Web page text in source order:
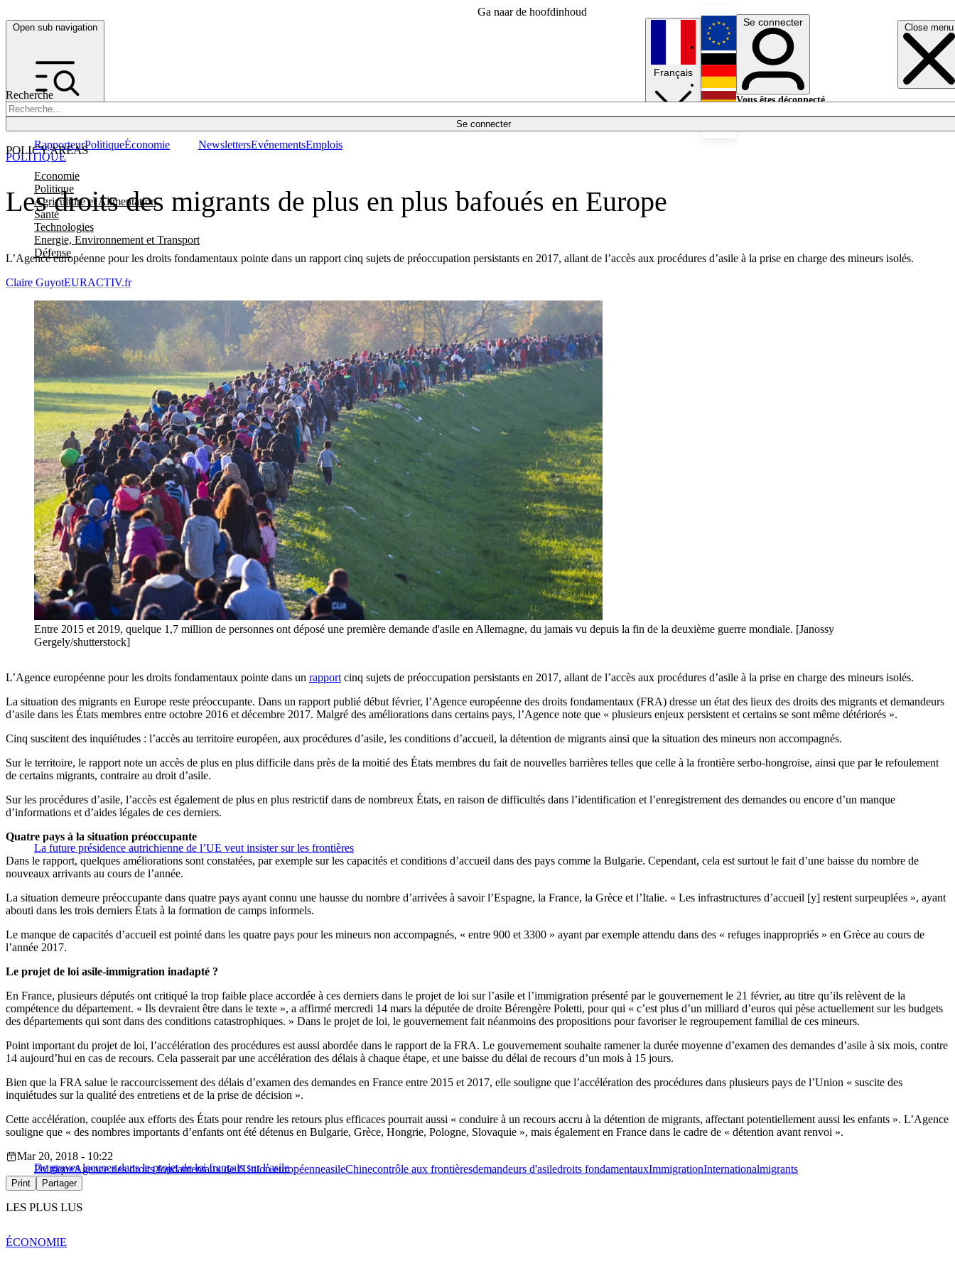
Ga naar de hoofdinhoud
Open sub navigation Close menu
Recherche
Se connecter
POLICY AREAS
Economie
Politique
Agriculture et Alimentation
Santé
Technologies
Energie, Environnement et Transport
Défense
RapporteurPolitiqueÉconomie NewslettersEvénementsEmplois
Français
English
Deutsch
Se connecter
Vous êtes déconnecté.
Les droits des migrants de plus en plus bafoués en Europe
L’Agence européenne pour les droits fondamentaux pointe dans un rapport cinq sujets de préoccupation persistants en 2017, allant de l’accès aux procédures d’asile à la prise en charge des mineurs isolés.
POLITIQUE
Claire GuyotEURACTIV.fr
Entre 2015 et 2019, quelque 1,7 million de personnes ont déposé une première demande d'asile en Allemagne, du jamais vu depuis la fin de la deuxième guerre mondiale. [Janossy
Gergely/shutterstock]
L’Agence européenne pour les droits fondamentaux pointe dans un rapport cinq sujets de préoccupation persistants en 2017, allant de l’accès aux procédures d’asile à la prise en charge des mineurs isolés.
La situation des migrants en Europe reste préoccupante. Dans un rapport publié début février, l’Agence européenne des droits fondamentaux (FRA) dresse un état des lieux des droits des migrants et demandeurs
d’asile dans les États membres entre octobre 2016 et décembre 2017. Malgré des améliorations dans certains pays, l’Agence note que « plusieurs enjeux persistent et certains se sont même détériorés ».
Cinq suscitent des inquiétudes : l’accès au territoire européen, aux procédures d’asile, les conditions d’accueil, la détention de migrants ainsi que la situation des mineurs non accompagnés.
Sur le territoire, le rapport note un accès de plus en plus difficile dans près de la moitié des États membres du fait de nouvelles barrières telles que celle à la frontière serbo-hongroise, ainsi que par le refoulement
de certains migrants, contraire au droit d’asile.
Sur les procédures d’asile, l’accès est également de plus en plus restrictif dans de nombreux États, en raison de difficultés dans l’identification et l’enregistrement des demandes ou encore d’un manque
d’informations et d’aides légales de ces derniers.
La future présidence autrichienne de l’UE veut insister sur les frontières
Quatre pays à la situation préoccupante
Dans le rapport, quelques améliorations sont constatées, par exemple sur les capacités et conditions d’accueil dans des pays comme la Bulgarie. Cependant, cela est surtout le fait d’une baisse du nombre de
nouveaux arrivants au cours de l’année.
La situation demeure préoccupante dans quatre pays ayant connu une hausse du nombre d’arrivées à savoir l’Espagne, la France, la Grèce et l’Italie. « Les infrastructures d’accueil [y] restent surpeuplées », ayant
abouti dans les trois derniers États à la formation de camps informels.
Le manque de capacités d’accueil est pointé dans les quatre pays pour les mineurs non accompagnés, « entre 900 et 3300 » ayant par exemple attendu dans des « refuges inappropriés » en Grèce au cours de
l’année 2017.
Le projet de loi asile-immigration inadapté ?
En France, plusieurs députés ont critiqué la trop faible place accordée à ces derniers dans le projet de loi sur l’asile et l’immigration présenté par le gouvernement le 21 février, au titre qu’ils relèvent de la
compétence du département. « Ils devraient être dans le texte », a affirmé mercredi 14 mars la députée de droite Bérengère Poletti, pour qui « c’est plus d’un milliard d’euros qui pèse actuellement sur les budgets
des départements qui sont dans des conditions catastrophiques. » Dans le projet de loi, le gouvernement fait néanmoins des propositions pour favoriser le regroupement familial de ces mineurs.
Point important du projet de loi, l’accélération des procédures est aussi abordée dans le rapport de la FRA. Le gouvernement souhaite ramener la durée moyenne d’examen des demandes d’asile à six mois, contre
14 aujourd’hui en cas de recours. Cela passerait par une accélération des délais à chaque étape, et une baisse du délai de recours d’un mois à 15 jours.
Bien que la FRA salue le raccourcissement des délais d’examen des demandes en France entre 2015 et 2017, elle souligne que l’accélération des procédures dans plusieurs pays de l’Union « suscite des
inquiétudes sur la qualité des entretiens et de la prise de décision ».
Cette accélération, couplée aux efforts des États pour rendre les retours plus efficaces pourrait aussi « conduire à un recours accru à la détention de migrants, affectant potentiellement aussi les enfants ». L’Agence
souligne que « des nombres importants d’enfants ont été détenus en Bulgarie, Grèce, Hongrie, Pologne, Slovaquie », mais également en France dans le cadre de « détention avant renvoi ».
De graves lacunes dans le projet de loi français sur l’asile
Mar 20, 2018 - 10:22
PolitiqueAgence des droits fondamentaux de l'Union européenneasileChinecontrôle aux frontièresdemandeurs d'asiledroits fondamentauxImmigrationInternationalmigrants
Print Partager
LES PLUS LUS
ÉCONOMIE